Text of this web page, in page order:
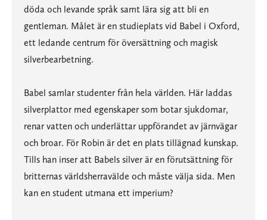
döda och levande språk samt lära sig att bli en
gentleman. Målet är en studieplats vid Babel i Oxford,
ett ledande centrum för översättning och magisk
silverbearbetning.
Babel samlar studenter från hela världen. Här laddas
silverplattor med egenskaper som botar sjukdomar,
renar vatten och underlättar uppförandet av järnvägar
och broar. För Robin är det en plats tillägnad kunskap.
Tills han inser att Babels silver är en förutsättning för
britternas världsherravälde och måste välja sida. Men
kan en student utmana ett imperium?